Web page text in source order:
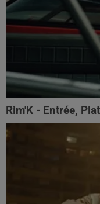
Rim'K - Entrée,